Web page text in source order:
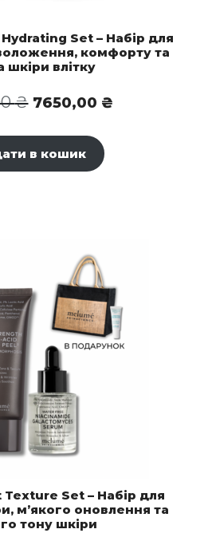
Set – Набір для
комфорту та
шкіри влітку
₴ Оригінальна
9000,00 ₴.
7650,00 ₴Поточна
в кошик
Set – Набір для
м’якого оновлення та
тону шкіри